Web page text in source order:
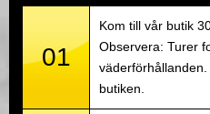
01
Kom till vår butik
Observera: Turer
butiken.